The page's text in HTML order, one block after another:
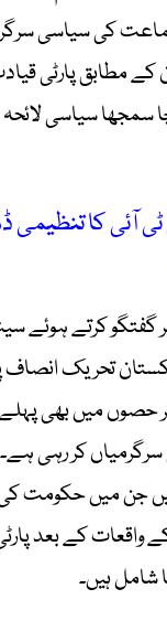
کی سیاسی
کے مطابق پارٹی
سمجھا سیاسی
آئی کا تنظیمی
گفتگو کرتے ہوئے
تحریک
میں بھی
کر رہی
ہیں جن میں
اور 9 مئی کے واقعات کے
شامل ہیں۔